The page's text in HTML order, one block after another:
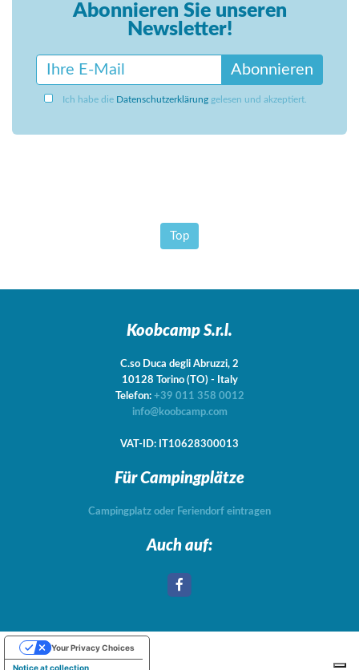
Abonnieren Sie unseren
Newsletter!
Abonnieren
Ich habe die Datenschutzerklärung gelesen und akzeptiert.
Top
Koobcamp S.r.l.
C.so Duca degli Abruzzi, 2
10128 Torino (TO) - Italy
Telefon: +39 011 358 0012
info@koobcamp.com
VAT-ID: IT10628300013
Für Campingplätze
Campingplatz oder Feriendorf eintragen
Auch auf:
Notice at collection
Your Privacy Choices